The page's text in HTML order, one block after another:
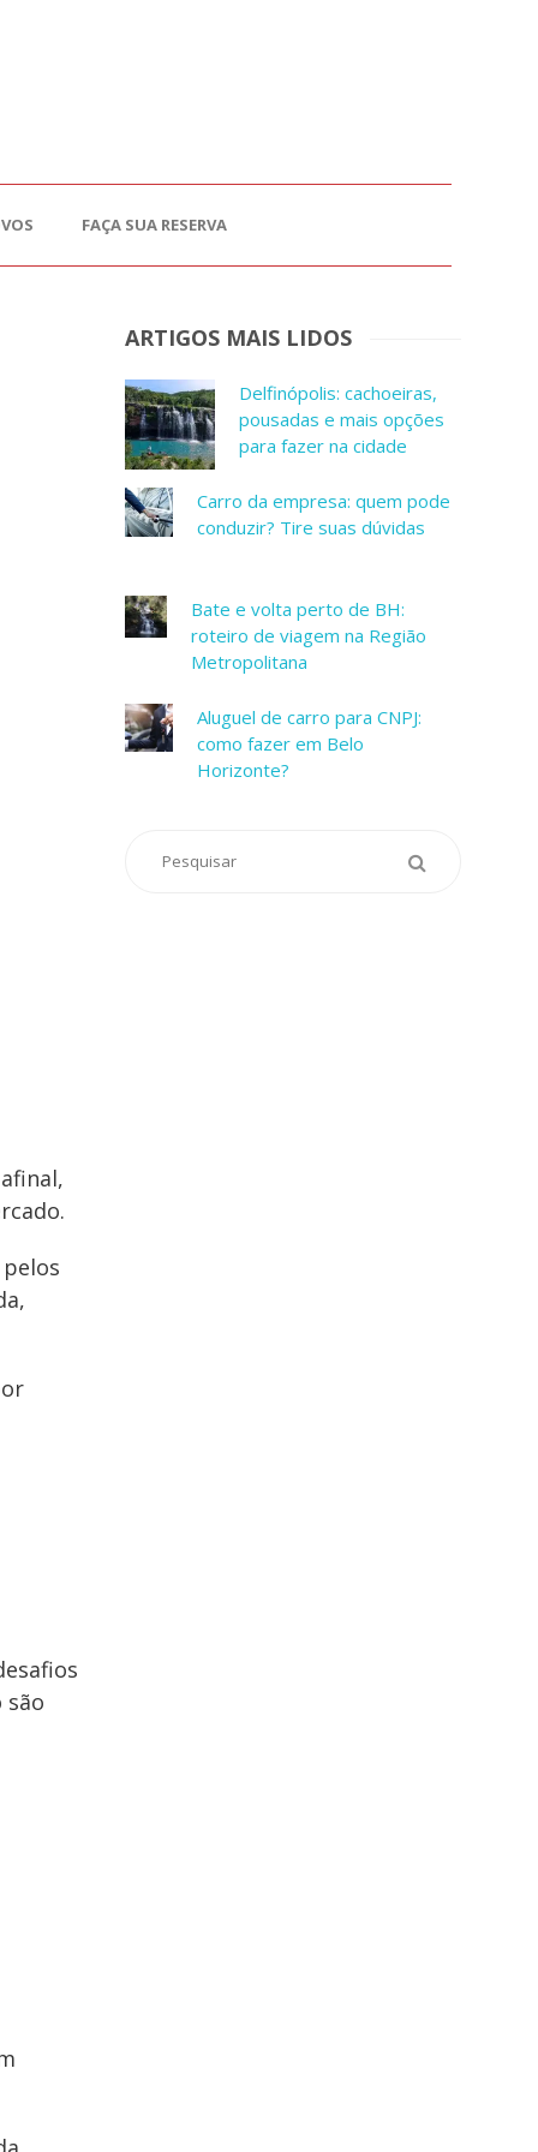
FAÇA SUA RESERVA
são
ARTIGOS MAIS LIDOS
Delfinópolis: cachoeiras,
pousadas e mais opções
para fazer na cidade
Carro da empresa: quem pode
conduzir? Tire suas dúvidas
Bate e volta perto de BH:
roteiro de viagem na Região
Metropolitana
Aluguel de carro para CNPJ:
como fazer em Belo
Horizonte?